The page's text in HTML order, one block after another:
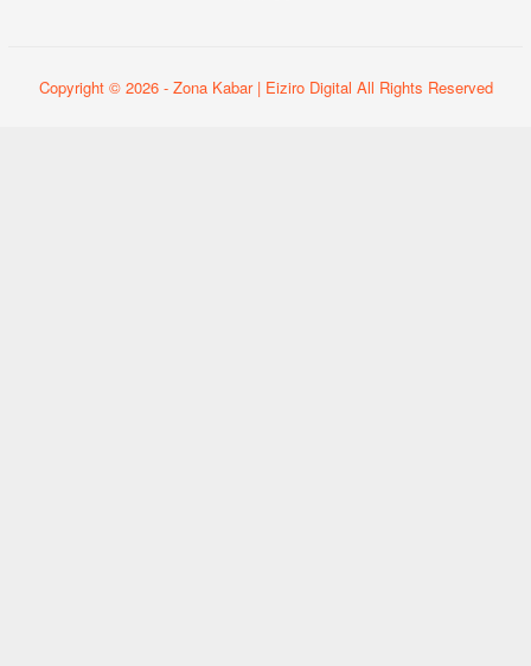
Copyright © 2026 - Zona Kabar | Eiziro Digital All Rights Reserved